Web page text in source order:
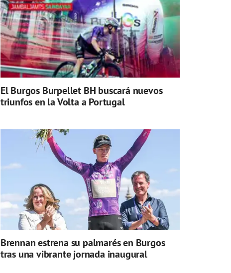
El Burgos Burpellet BH buscará nuevos
triunfos en la Volta a Portugal
Brennan estrena su palmarés en Burgos
tras una vibrante jornada inaugural